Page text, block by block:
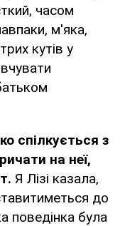
часом
м'яка,
кутів у
спілкується з
на неї,
Я Лізі казала,
до
поведінка була